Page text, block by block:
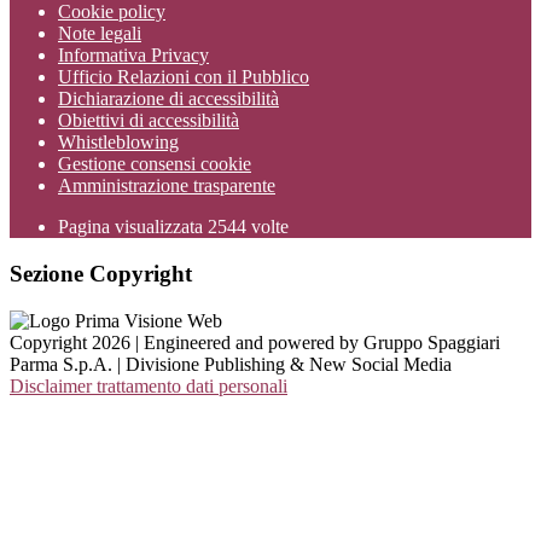
Cookie policy
Note legali
Informativa Privacy
Ufficio Relazioni con il Pubblico
Dichiarazione di accessibilità
Obiettivi di accessibilità
Whistleblowing
Gestione consensi cookie
Amministrazione trasparente
Pagina visualizzata 2544 volte
Sezione Copyright
Copyright 2026 | Engineered and powered by Gruppo Spaggiari
Parma S.p.A. | Divisione Publishing & New Social Media
Disclaimer trattamento dati personali